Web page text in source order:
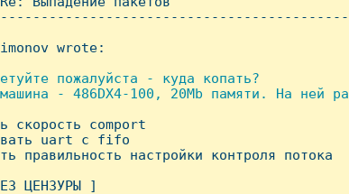
wrote:
пожалуйста - куда копать?
- 486DX4-100, 20Mb памяти. Hа ней
скорость comport
uart c fifo
правильность настройки контроля потока
ЦЕHЗУРЫ ]